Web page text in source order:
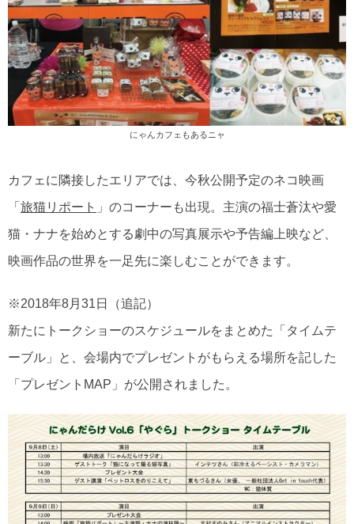
にゃんカフェもあるニャ
カフェに隣接したエリアでは、今秋公開予定のネコ映画
「 旅猫リポート 」のコーナーも出現。主演の福士蒼汰や愛
猫・ナナを始めとする劇中の写真展示や予告編上映など、
映画作品の世界を一足先に楽しむことができます。
※2018年8月31日（追記）
新たにトークショーのスケジュールをまとめた「タイムテ
ーブル」と、会場内でプレゼントがもらえる場所を記した
「プレゼントMAP」が公開されました。